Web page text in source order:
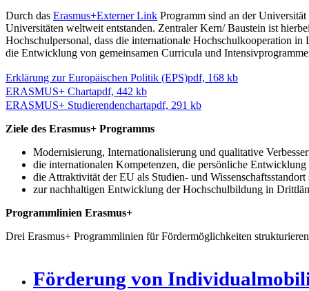
Durch das Erasmus+Externer Link Programm sind an der Universität
Universitäten weltweit entstanden. Zentraler Kern/ Baustein ist
Hochschulpersonal, dass die internationale Hochschulkooperation
die Entwicklung von gemeinsamen Curricula und
Erklärung zur Europäischen Politik (EPS)pdf, 168 kb
ERASMUS+ Chartapdf, 442 kb
ERASMUS+ Studierendenchartapdf, 291 kb
Ziele des Erasmus+ Programms
Modernisierung, Internationalisierung und qualitative
die internationalen Kompetenzen, die persönliche
die Attraktivität der EU als Studien- und Wissenschaftsstandort
zur nachhaltigen Entwicklung der Hochschulbildung in
Programmlinien Erasmus+
Drei Erasmus+ Programmlinien für Fördermöglichkeiten
Förderung von